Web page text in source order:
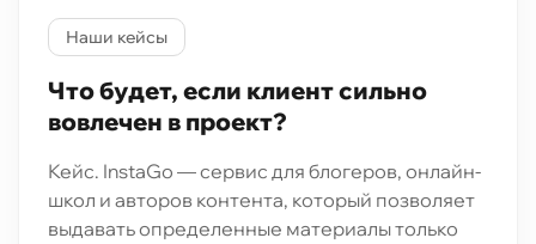
Наши кейсы
Что будет, если клиент сильно
вовлечен в проект?
Кейс. InstaGo — сервис для блогеров, онлайн-
школ и авторов контента, который позволяет
выдавать определенные материалы только